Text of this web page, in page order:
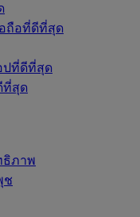
ถือที่ดีที่สุด
ปที่ดีที่สุด
ที่สุด
ธิภาพ
ช